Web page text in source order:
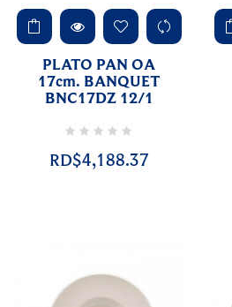
PLATO PAN OA
17cm. BANQUET
BNC17DZ 12/1
RD$4,188.37